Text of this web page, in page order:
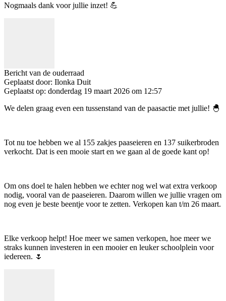
Nogmaals dank voor jullie inzet! 💪
Bericht van de ouderraad
Geplaatst door: Ilonka Duit
Geplaatst op: donderdag 19 maart 2026 om 12:57
We delen graag even een tussenstand van de paasactie met jullie! 🐣
Tot nu toe hebben we al 155 zakjes paaseieren en 137 suikerbroden
verkocht. Dat is een mooie start en we gaan al de goede kant op!
Om ons doel te halen hebben we echter nog wel wat extra verkoop
nodig, vooral van de paaseieren. Daarom willen we jullie vragen om
nog even je beste beentje voor te zetten. Verkopen kan t/m 26 maart.
Elke verkoop helpt! Hoe meer we samen verkopen, hoe meer we
straks kunnen investeren in een mooier en leuker schoolplein voor
iedereen. 🌷